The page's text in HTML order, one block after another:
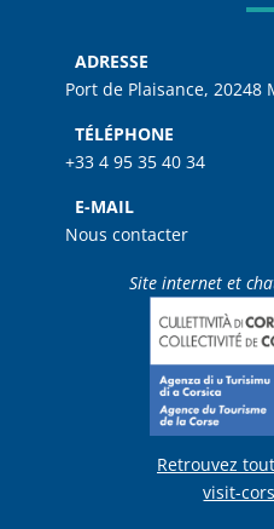
ADRESSE
Port de Plaisance, 20248
TÉLÉPHONE
+33 4 95 35 40 34
E-MAIL
Nous contacter
Site internet et
Retrouvez
visit-